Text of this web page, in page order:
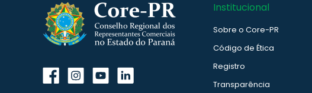
Institucional
Sobre o Core-PR
Código de Ética
Registro
Transparência